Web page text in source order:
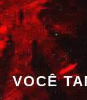
VOCÊ